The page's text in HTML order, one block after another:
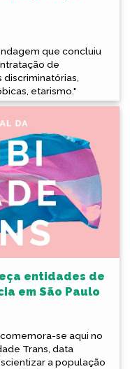
que concluiu
de
etarismo."
entidades de
em São Paulo
se aqui no
Trans, data
a população